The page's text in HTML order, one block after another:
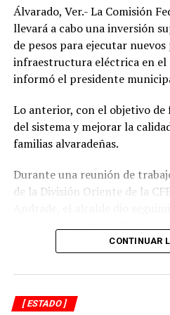
Aguilar Arroyo reconoció que
que deambulan por las calles
voluntad propia y, proceden
RELATED TOPICS:
`El Mundial ha contribuido en
de Xalapa´: Lic. Alejandro
Álvarado, Ver.- La Comisión
llevará a cabo una inversión
de pesos para ejecutar
infraestructura eléctrica en el
informó el presidente
Lo anterior, con el objetivo
del sistema y mejorar la
familias alvaradeñas.
Durante una reunión de
de la División Oriente de la
comunidades, colonias y la
mantenimiento,
red eléctrica.
CONTINUAR
[ ESTADO ]